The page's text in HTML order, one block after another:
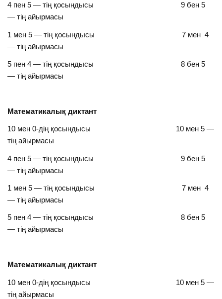
4 пен 5 — тің қосындысы 9 бен 5
— тің айырмасы
1 мен 5 — тің қосындысы 7 мен 4
— тің айырмасы
5 пен 4 — тің қосындысы 8 бен 5
— тің айырмасы
Математикалық диктант
10 мен 0-дің қосындысы 10 мен 5 —
тің айырмасы
4 пен 5 — тің қосындысы 9 бен 5
— тің айырмасы
1 мен 5 — тің қосындысы 7 мен 4
— тің айырмасы
5 пен 4 — тің қосындысы 8 бен 5
— тің айырмасы
Математикалық диктант
10 мен 0-дің қосындысы 10 мен 5 —
тің айырмасы